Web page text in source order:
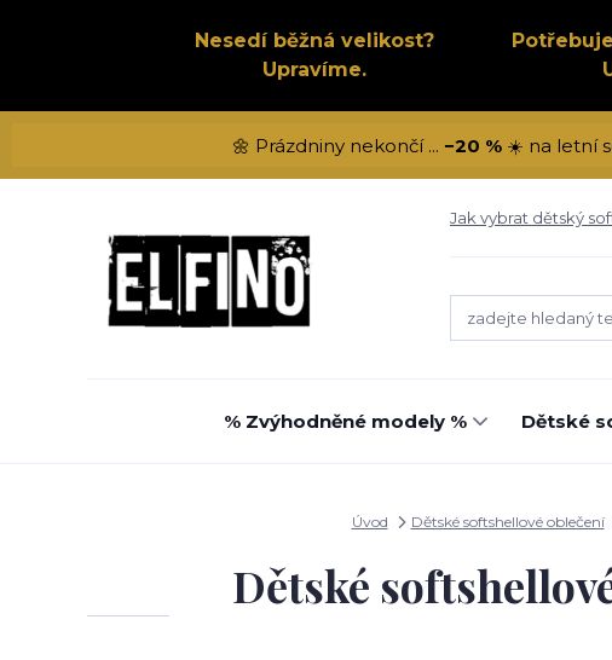
Nesedí běžná velikost?
Upravíme.
🌼 Prázdniny nekončí ... −20 %☀️ na letní
Jak vybrat dětský
% Zvýhodněné modely % Dětské
Úvod Dětské softshellové oblečení
Dětské